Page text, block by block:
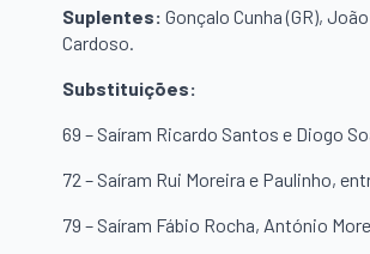
Suplentes: Gonçalo Cunha (GR),
Cardoso.
Substituições:
69 – Saíram Ricardo Santos e Diogo
72 – Saíram Rui Moreira e Paulinho,
79 – Saíram Fábio Rocha, António